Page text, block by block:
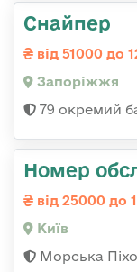
Снайпер
від 51000 до
Запоріжжя
79 окремий
Номер
від 25000 до
Київ
Морська